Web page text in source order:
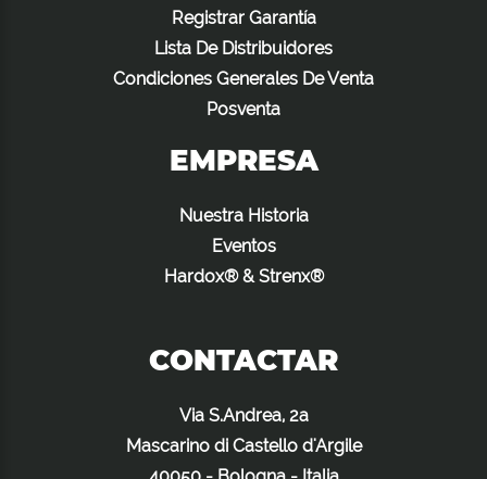
Registrar Garantía
Lista De Distribuidores
Condiciones Generales De Venta
Posventa
EMPRESA
Nuestra Historia
Eventos
Hardox® & Strenx®
CONTACTAR
Via S.Andrea, 2a
Mascarino di Castello d'Argile